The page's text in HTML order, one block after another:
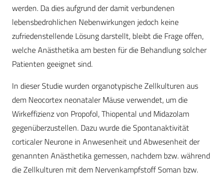
werden. Da dies aufgrund der damit verbundenen
lebensbedrohlichen Nebenwirkungen jedoch keine
zufriedenstellende Lösung darstellt, bleibt die Frage offen,
welche Anästhetika am besten für die Behandlung solcher
Patienten geeignet sind.
In dieser Studie wurden organotypische Zellkulturen aus
dem Neocortex neonataler Mäuse verwendet, um die
Wirkeffizienz von Propofol, Thiopental und Midazolam
gegenüberzustellen. Dazu wurde die Spontanaktivität
corticaler Neurone in Anwesenheit und Abwesenheit der
genannten Anästhetika gemessen, nachdem bzw. während
die Zellkulturen mit dem Nervenkampfstoff Soman bzw.